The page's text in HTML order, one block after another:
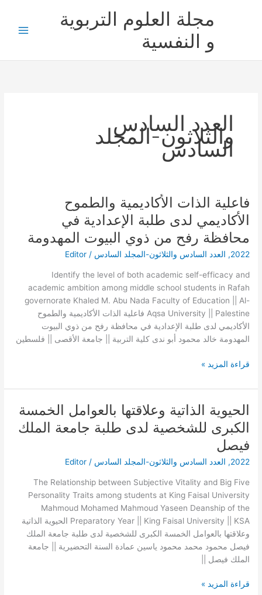
مجلة العلوم التربوية
و النفسية
العدد السادس
والثلاثون-المجلد
السادس
فاعلية الذات الأكاديمية والطموح
الأكاديمي لدى طلبة الإعدادية في
محافظة رفح من ذوي البيوت المهدومة
2022
, العدد السادس والثلاثون-المجلد السادس /
Editor
Identify the level of both academic self-efficacy and
academic ambition among middle school students in Rafah
governorate Khaled M. Abu Nada Faculty of Education || Al-
Aqsa University || Palestine فاعلية الذات الأكاديمية والطموح
الأكاديمي لدى طلبة الإعدادية في محافظة رفح من ذوي البيوت
المهدومة خالد محمود أبو ندى كلية التربية || جامعة الأقصى || فلسطين
فاعلية
الذات
الأكاديمية
والطموح
الأكاديمي
طلبة
الإعدادية
في
محافظة
رفح
من
البيوت
قراءة المزيد »
الحيوية الذاتية وعلاقتها بالعوامل الخمسة
الكبرى للشخصية لدى طلبة جامعة الملك
فيصل
2022
, العدد السادس والثلاثون-المجلد السادس /
Editor
The Relationship between Subjective Vitality and Big Five
Personality Traits among students at King Faisal University
Mahmoud Mohamed Mahmoud Yaseen Deanship of the
Preparatory Year || King Faisal University || KSA الحيوية الذاتية
وعلاقتها بالعوامل الخمسة الكبرى للشخصية لدى طلبة جامعة الملك
فيصل محمود محمد محمود ياسين عمادة السنة التحضيرية || جامعة
الملك فيصل ||
الحيوية
الذاتية
وعلاقتها
بالعوامل
الخمسة
للشخصية
لدى
طلبة
جامعة
الملك
فيصل
قراءة المزيد »